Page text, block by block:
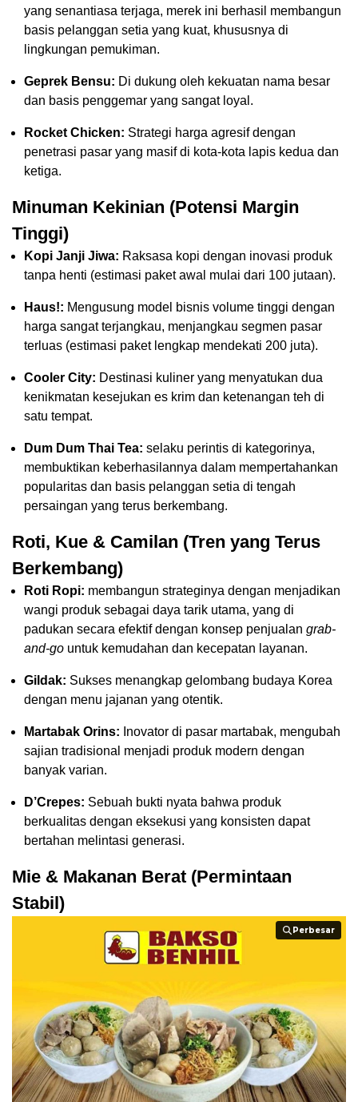
yang senantiasa terjaga, merek ini berhasil membangun
basis pelanggan setia yang kuat, khususnya di
lingkungan pemukiman.
Geprek Bensu: Di dukung oleh kekuatan nama besar
dan basis penggemar yang sangat loyal.
Rocket Chicken: Strategi harga agresif dengan
penetrasi pasar yang masif di kota-kota lapis kedua dan
ketiga.
Minuman Kekinian (Potensi Margin
Tinggi)
Kopi Janji Jiwa: Raksasa kopi dengan inovasi produk
tanpa henti (estimasi paket awal mulai dari 100 jutaan).
Haus!: Mengusung model bisnis volume tinggi dengan
harga sangat terjangkau, menjangkau segmen pasar
terluas (estimasi paket lengkap mendekati 200 juta).
Cooler City: Destinasi kuliner yang menyatukan dua
kenikmatan kesejukan es krim dan ketenangan teh di
satu tempat.
Dum Dum Thai Tea: selaku perintis di kategorinya,
membuktikan keberhasilannya dalam mempertahankan
popularitas dan basis pelanggan setia di tengah
persaingan yang terus berkembang.
Roti, Kue & Camilan (Tren yang Terus
Berkembang)
Roti Ropi: membangun strateginya dengan menjadikan
wangi produk sebagai daya tarik utama, yang di
padukan secara efektif dengan konsep penjualan grab-
and-go untuk kemudahan dan kecepatan layanan.
Gildak: Sukses menangkap gelombang budaya Korea
dengan menu jajanan yang otentik.
Martabak Orins: Inovator di pasar martabak, mengubah
sajian tradisional menjadi produk modern dengan
banyak varian.
D’Crepes: Sebuah bukti nyata bahwa produk
berkualitas dengan eksekusi yang konsisten dapat
bertahan melintasi generasi.
Mie & Makanan Berat (Permintaan
Stabil)
Perbesar
Perbesar